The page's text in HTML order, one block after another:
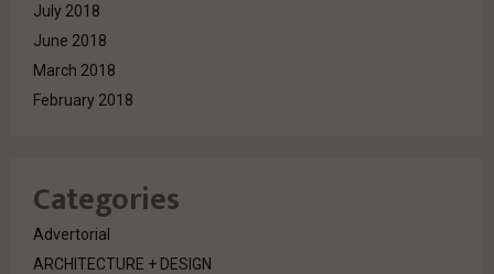
July 2018
June 2018
March 2018
February 2018
Categories
Advertorial
ARCHITECTURE + DESIGN